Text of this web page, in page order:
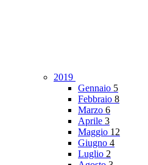
2019
Gennaio 5
Febbraio 8
Marzo 6
Aprile 3
Maggio 12
Giugno 4
Luglio 2